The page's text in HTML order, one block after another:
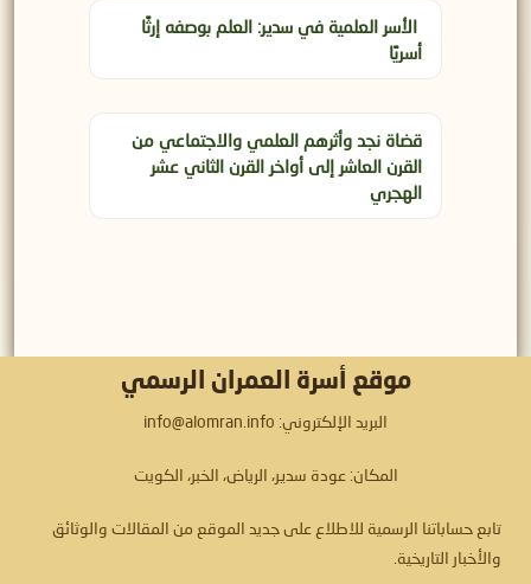
الأسر العلمية في سدير: العلم بوصفه إرثًا
أسريًا
قضاة نجد وأثرهم العلمي والاجتماعي من
القرن العاشر إلى أواخر القرن الثاني عشر
الهجري
موقع أسرة العمران الرسمي
البريد الإلكتروني: info@alomran.info
المكان: عودة سدير، الرياض، الخبر، الكويت
تابع حساباتنا الرسمية للاطلاع على جديد الموقع من المقالات والوثائق
والأخبار التاريخية.